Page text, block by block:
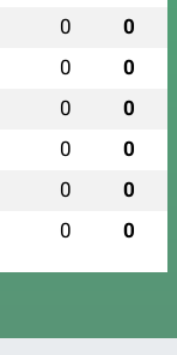
0 0
0 0
0 0
0 0
0 0
0 0